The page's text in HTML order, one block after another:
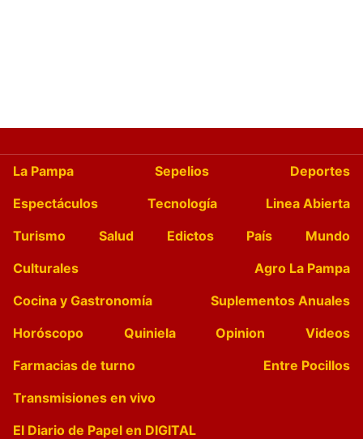
La Pampa Sepelios
Deportes
Espectáculos
Tecnología
Linea Abierta
Turismo
Salud Edictos País
Mundo
Culturales
Agro La Pampa
Cocina y Gastronomía
Suplementos Anuales
Horóscopo
Quiniela Opinion
Videos
Farmacias de turno
Entre Pocillos
Transmisiones en vivo
El Diario de Papel en DIGITAL